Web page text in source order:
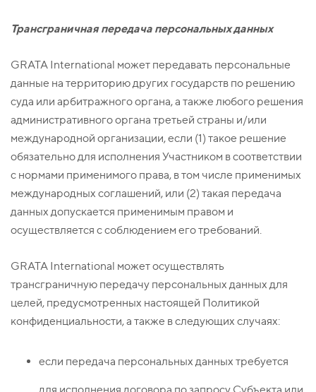
Трансграничная передача персональных данных
GRATA International может передавать персональные
данные на территорию других государств по решению
суда или арбитражного органа, а также любого решения
административного органа третьей страны и/или
международной организации, если (1) такое решение
обязательно для исполнения Участником в соответствии
с нормами применимого права, в том числе применимых
международных соглашений, или (2) такая передача
данных допускается применимым правом и
осуществляется с соблюдением его требований.
GRATA International может осуществлять
трансграничную передачу персональных данных для
целей, предусмотренных настоящей Политикой
конфиденциальности, а также в следующих случаях:
если передача персональных данных требуется